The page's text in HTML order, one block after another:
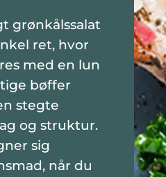
grønkålssalat
ret, hvor
med en lun
bøffer
stegte
og struktur.
sig
når du